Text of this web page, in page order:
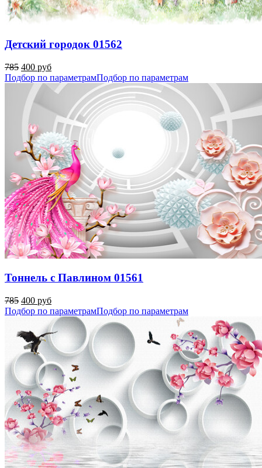
Детский городок 01562
785 400 руб
Подбор по параметрамПодбор по параметрам
Тоннель с Павлином 01561
785 400 руб
Подбор по параметрамПодбор по параметрам